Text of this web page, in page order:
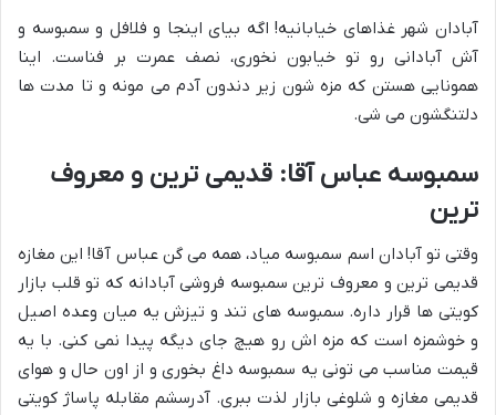
آبادان شهر غذاهای خیابانیه! اگه بیای اینجا و فلافل و سمبوسه و
آش آبادانی رو تو خیابون نخوری، نصف عمرت بر فناست. اینا
همونایی هستن که مزه شون زیر دندون آدم می مونه و تا مدت ها
دلتنگشون می شی.
سمبوسه عباس آقا: قدیمی ترین و معروف
ترین
وقتی تو آبادان اسم سمبوسه میاد، همه می گن عباس آقا! این مغازه
قدیمی ترین و معروف ترین سمبوسه فروشی آبادانه که تو قلب بازار
کویتی ها قرار داره. سمبوسه های تند و تیزش یه میان وعده اصیل
و خوشمزه است که مزه اش رو هیچ جای دیگه پیدا نمی کنی. با یه
قیمت مناسب می تونی یه سمبوسه داغ بخوری و از اون حال و هوای
قدیمی مغازه و شلوغی بازار لذت ببری. آدرسشم مقابله پاساژ کویتی